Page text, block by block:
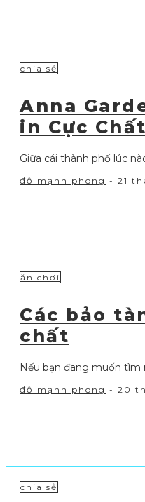
chia sẻ
Anna
in Cực
Giữa cái thành phố lúc
đỗ mạnh phong - 21
ăn chơi
Các bảo
chất
Nếu bạn đang muốn tìm
đỗ mạnh phong - 20
chia sẻ